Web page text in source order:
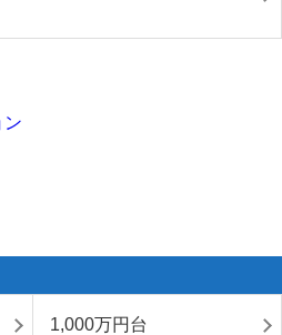
1,000万円台